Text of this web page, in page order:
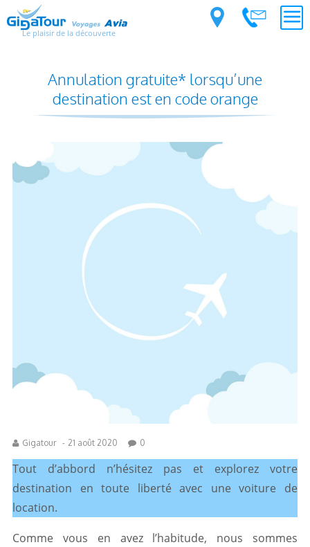
Le plaisir de la découverte
Annulation gratuite* lorsqu’une
destination est en code orange
Gigatour - 21 août 2020 0
Tout d’abbord n’hésitez pas et explorez votre
destination en toute liberté avec une voiture de
location.
Comme vous en avez l’habitude, nous sommes